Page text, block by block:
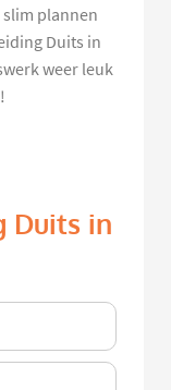
plannen
Duits in
weer leuk
Duits in